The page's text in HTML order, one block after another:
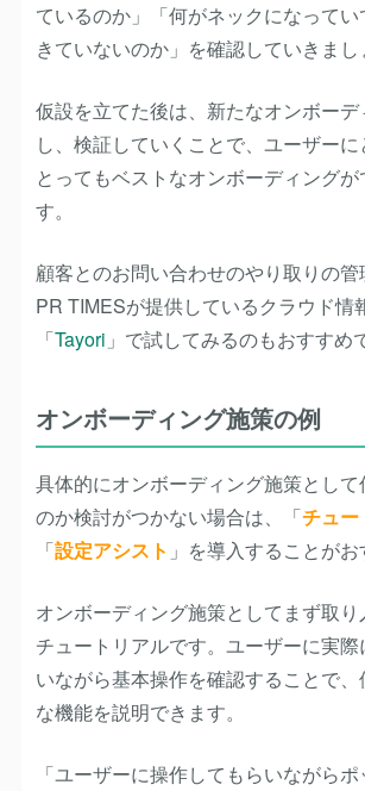
ているのか」「何がネックになって
きていないのか」を確認していきまし
仮設を立てた後は、新たなオンボー
し、検証していくことで、ユーザー
とってもベストなオンボーディングが
す。
顧客とのお問い合わせのやり取りの
PR TIMESが提供しているクラウド情
「Tayori 」で試してみるのもおすすめ
オンボーディング施策の例
具体的にオンボーディング施策とし
のか検討がつかない場合は、「チュー
「設定アシスト 」を導入することがお
オンボーディング施策としてまず取り
チュートリアルです。ユーザーに実
いながら基本操作を確認することで
な機能を説明できます。
「ユーザーに操作してもらいながら